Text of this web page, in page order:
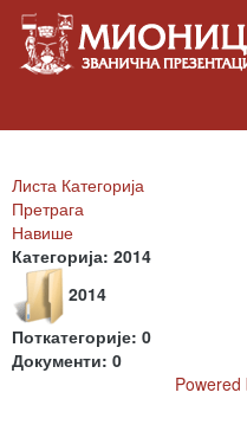
Листа Категорија
Претрага
Навише
Категорија: 2014
2014
Поткатегорије: 0
Документи: 0
Powered